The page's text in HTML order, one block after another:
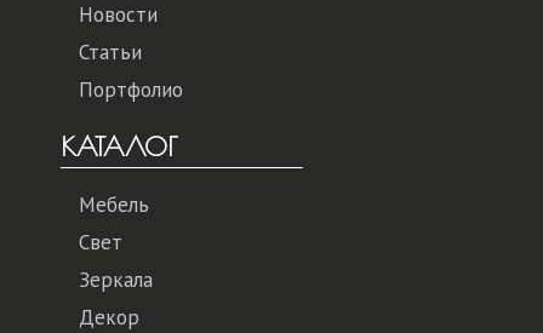
Новости
Статьи
Портфолио
КАТАЛОГ
Мебель
Свет
Зеркала
Декор